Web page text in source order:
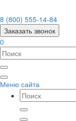
8 (800) 555-14-84
Заказать звонок
0
Меню сайта